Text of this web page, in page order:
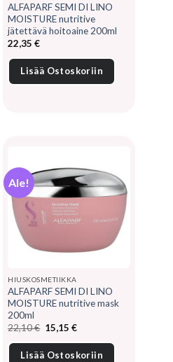
ALFAPARF SEMI DI LINO
MOISTURE nutritive
jätettävä hoitoaine 200ml
22,35€
Lisää Ostoskoriin
Ale!
HIUSKOSMETIIKKA
ALFAPARF SEMI DI LINO
MOISTURE nutritive mask
200ml
22,10€ Alkuperäinen
hinta
oli:
22,10 €.
15,15€Nykyinen
on:
15,15 €.
Lisää Ostoskoriin